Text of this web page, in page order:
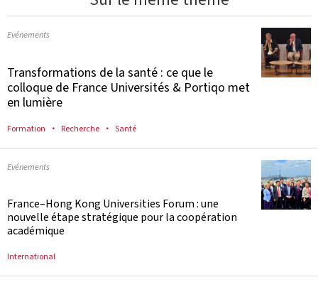
Evénements
Transformations de la santé : ce que le
colloque de France Universités & Portiqo met
en lumière
Formation Recherche Santé
Evénements
France–Hong Kong Universities Forum : une
nouvelle étape stratégique pour la coopération
académique
International